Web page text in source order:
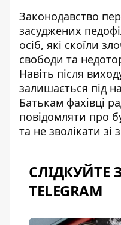
Законодавство
засуджених
осіб, які скоїли
свободи та
Навіть після
залишається під
Батькам фахівці
повідомляти про
та не зволікати зі
СЛІДКУЙТЕ
TELEGRAM